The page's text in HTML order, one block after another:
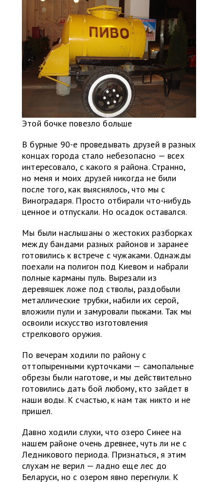
Этой бочке повезло больше
В бурные 90-е проведывать друзей в разных
концах города стало небезопасно — всех
интересовало, с какого я района. Странно,
но меня и моих друзей никогда не били
после того, как выяснялось, что мы с
Виноградаря. Просто отбирали что-нибудь
ценное и отпускали. Но осадок оставался.
Мы были наслышаны о жестоких разборках
между бандами разных районов и заранее
готовились к встрече с чужаками. Однажды
поехали на полигон под Киевом и набрали
полные карманы пуль. Вырезали из
деревяшек ложе под стволы, раздобыли
металлические трубки, набили их серой,
вложили пули и замуровали пыжами. Так мы
освоили искусство изготовления
стрелкового оружия.
По вечерам ходили по району с
оттопыренными курточками — самопальные
обрезы были наготове, и мы действительно
готовились дать бой любому, кто зайдет в
наши воды. К счастью, к нам так никто и не
пришел.
Давно ходили слухи, что озеро Синее на
нашем районе очень древнее, чуть ли не с
Ледникового периода. Признаться, я этим
слухам не верил — ладно еще лес до
Беларуси, но с озером явно перегнули. К